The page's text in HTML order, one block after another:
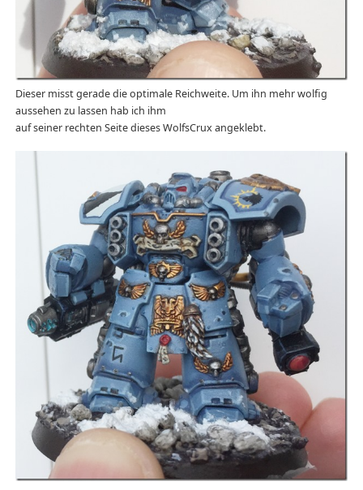
Dieser misst gerade die optimale Reichweite. Um ihn mehr wolfig
aussehen zu lassen hab ich ihm
auf seiner rechten Seite dieses WolfsCrux angeklebt.